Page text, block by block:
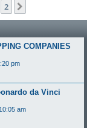
c
2
COMPANIES
pm
da Vinci
am